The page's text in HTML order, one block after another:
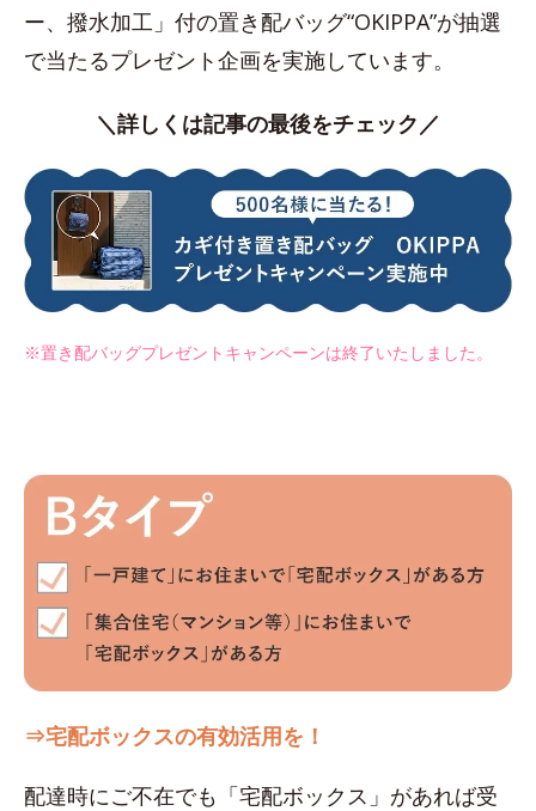
ー、撥水加工」付の置き配バッグ“OKIPPA”が抽選
で当たるプレゼント企画を実施しています。
＼詳しくは記事の最後をチェック／
※置き配バッグプレゼントキャンペーンは終了いたしました。
⇒宅配ボックスの有効活用を！
配達時にご不在でも「宅配ボックス」があれば受